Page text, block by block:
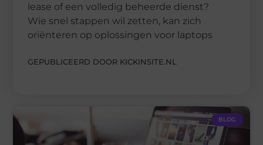
lease of een volledig beheerde dienst?
Wie snel stappen wil zetten, kan zich
oriënteren op oplossingen voor laptops
GEPUBLICEERD DOOR KICKINSITE.NL
BLOG